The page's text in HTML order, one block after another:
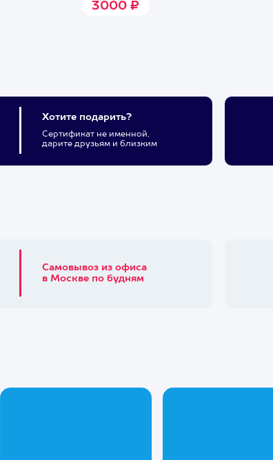
3000 ₽
Хотите подарить?
Сертификат не именной,
дарите друзьям и близким
Самовывоз из офиса
в Москве по будням